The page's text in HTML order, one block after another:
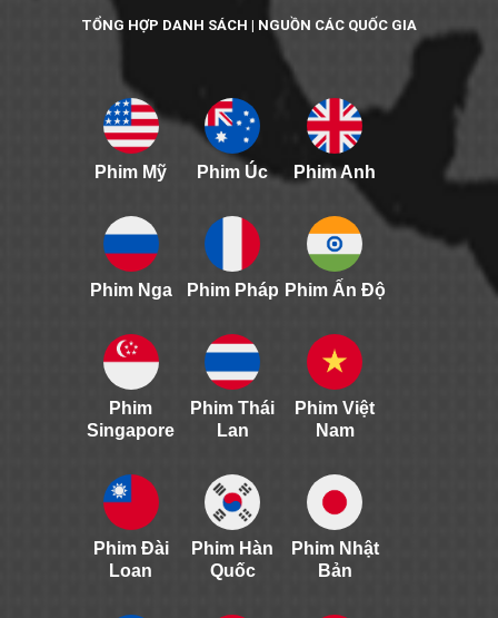
TỔNG HỢP DANH SÁCH | NGUỒN CÁC QUỐC GIA
Phim Mỹ Phim Úc Phim Anh
Phim Nga Phim Pháp Phim Ấn Độ
Phim
Singapore
Phim Thái
Lan
Phim Việt
Nam
Phim Đài
Loan
Phim Hàn
Quốc
Phim Nhật
Bản